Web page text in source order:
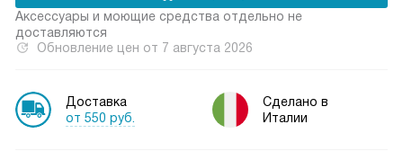
Аксессуары и моющие средства отдельно не
доставляются
Обновление цен от 7 августа 2026
Доставка
от 550 руб.
Сделано в
Италии